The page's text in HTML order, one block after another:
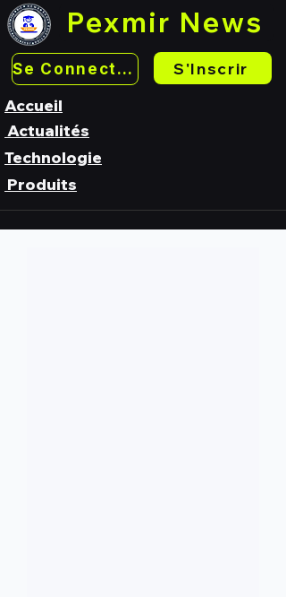
Pexmir News
Se Connecter
S'Inscrir
Accueil
Actualités
Technologie
Produits